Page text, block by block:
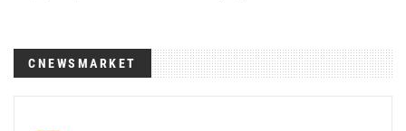
CNEWSMARKET